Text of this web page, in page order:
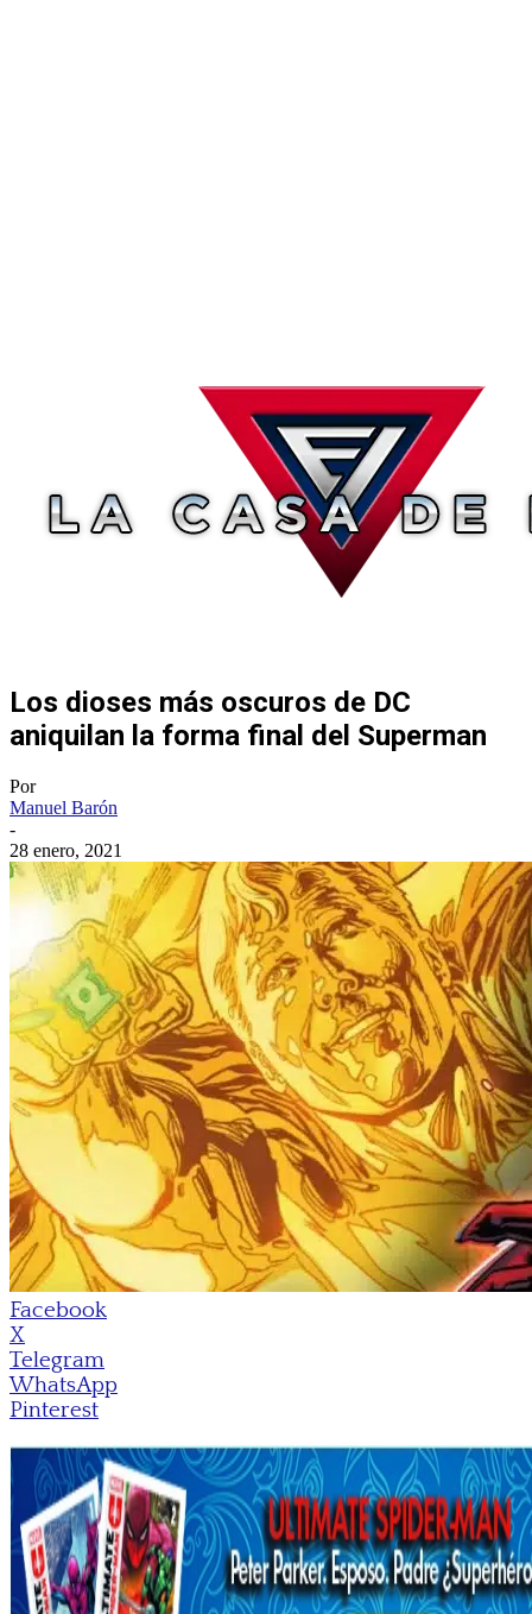
Los dioses más oscuros de DC
aniquilan la forma final del Superman
Por
Manuel Barón
-
28 enero, 2021
Facebook
X
Telegram
WhatsApp
Pinterest